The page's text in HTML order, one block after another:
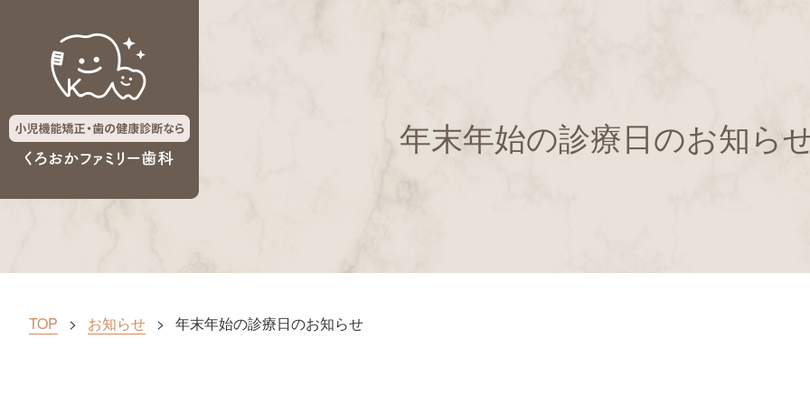
年末年始の診療日のお知ら
TOP お知らせ 年末年始の診療日のお知らせ